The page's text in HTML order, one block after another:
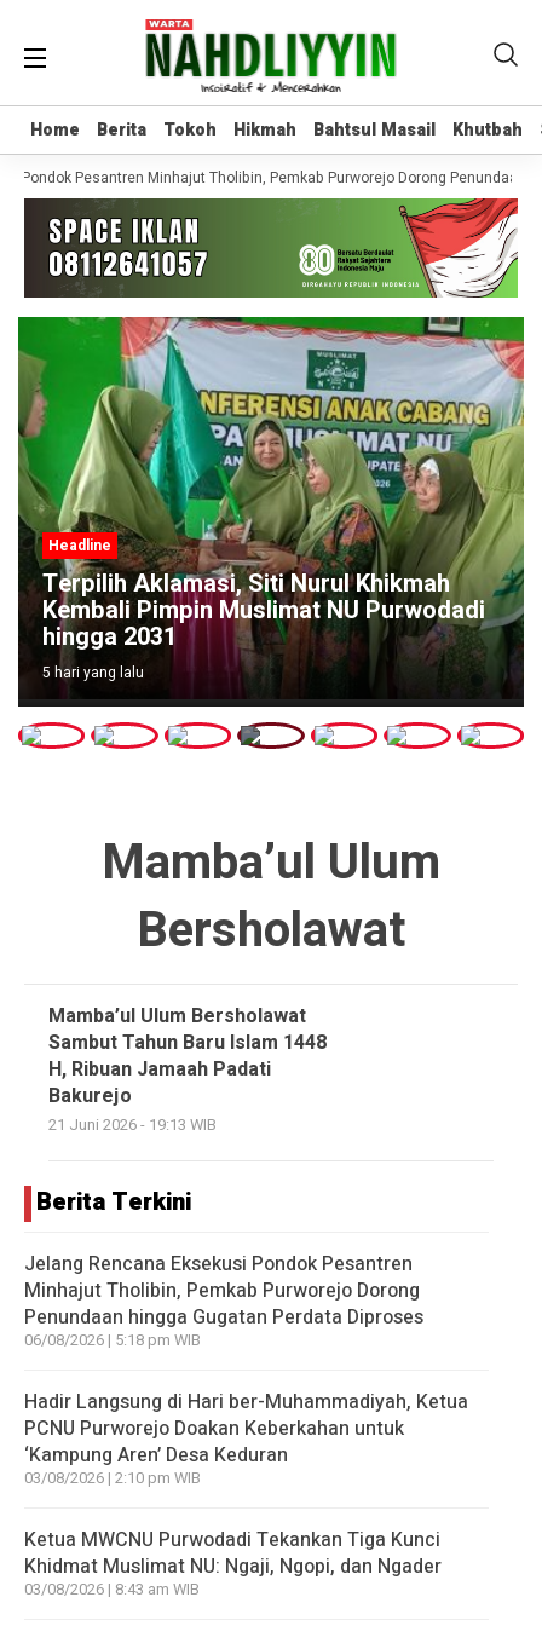
Home Berita Tokoh Hikmah Bahtsul Masail Khutbah
Home Berita Tokoh Hikmah Bahtsul Masail Khutbah
Pondok Pesantren Minhajut Tholibin, Pemkab Purworejo Dorong Penundaan
Headline
Terpilih Aklamasi, Siti Nurul Khikmah
Kembali Pimpin Muslimat NU Purwodadi
hingga 2031
5 hari yang lalu
Mamba’ul Ulum
Bersholawat
Mamba’ul Ulum Bersholawat
Sambut Tahun Baru Islam 1448
H, Ribuan Jamaah Padati
Bakurejo
21 Juni 2026 - 19:13 WIB
Berita Terkini
Jelang Rencana Eksekusi Pondok Pesantren
Minhajut Tholibin, Pemkab Purworejo Dorong
Penundaan hingga Gugatan Perdata Diproses
06/08/2026 | 5:18 pm WIB
Hadir Langsung di Hari ber-Muhammadiyah, Ketua
PCNU Purworejo Doakan Keberkahan untuk
‘Kampung Aren’ Desa Keduran
03/08/2026 | 2:10 pm WIB
Ketua MWCNU Purwodadi Tekankan Tiga Kunci
Khidmat Muslimat NU: Ngaji, Ngopi, dan Ngader
03/08/2026 | 8:43 am WIB